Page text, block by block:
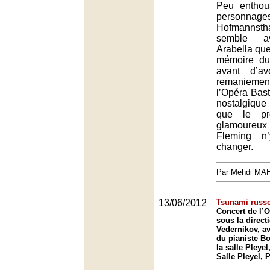
Peu
semble
Arabella
mémoire
avant
l’Opéra
que le
Fleming
changer.
Par Mehdi
13/06/2012
Tsunami
Concert de
sous la
Vedernikov,
du pianiste
la salle
Salle Pleyel,